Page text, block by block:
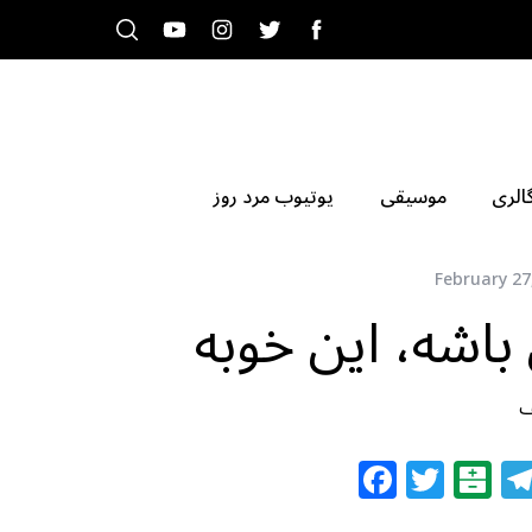
موسیقی یوتیوب مرد روز
February
این خوبه
F T B